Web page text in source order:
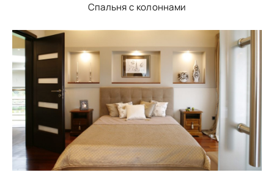
Спальня с колоннами